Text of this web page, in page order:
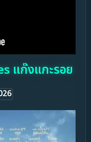
แก๊งแกะรอย